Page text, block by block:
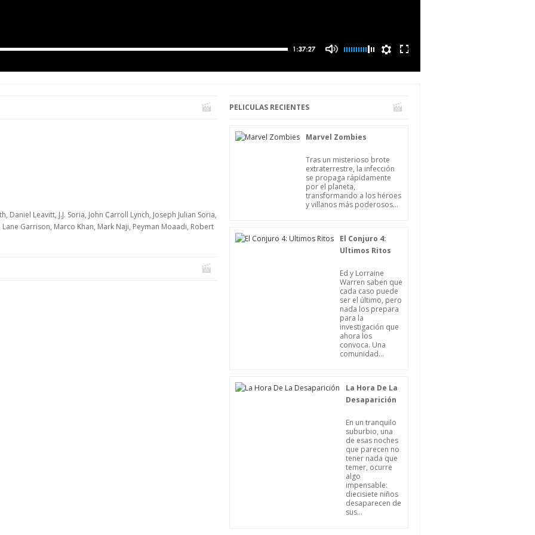
Daniel Leavitt, J.J. Soria, John Carroll Lynch, Joseph Julian Soria,
Garrison, Marco Khan, Mark Naji, Peyman Moaadi, Robert
PELICULAS RECIENTES
Marvel Zombies
Tras un misterioso brote
extraterrestre, la infección
se propaga rápidamente
por el planeta,
transformando a los héroes
y villanos más poderosos...
El Conjuro 4:
Ultimos Ritos
Ed y Lorraine
Warren saben que
cada caso puede
ser el último, pero
nada los prepara
para la
investigación que
ahora los
convoca. Una
comunidad...
La Hora De La
Desaparición
En un tranquilo
suburbio, una
de esas noches
que parecen no
tener nada que
temer, ocurre
algo
impensable:
diecisiete niños
desaparecen de
sus...